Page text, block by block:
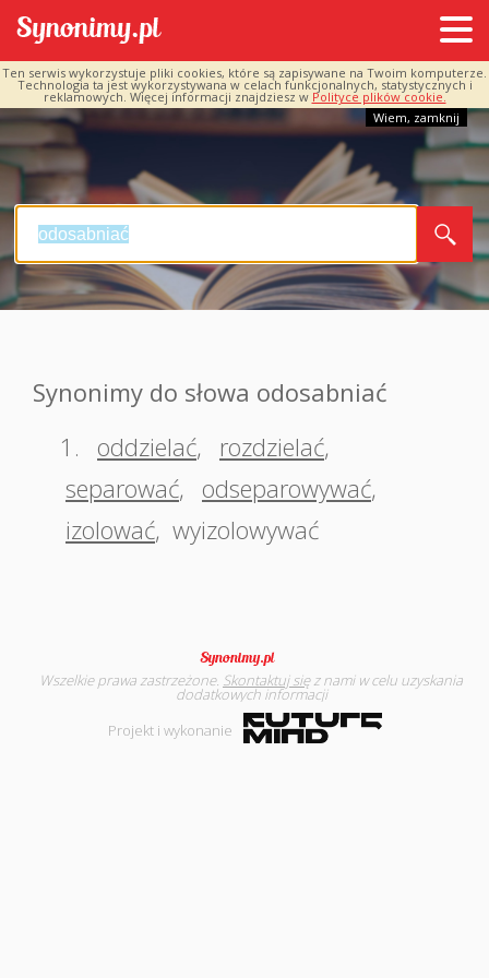
Ten serwis wykorzystuje pliki cookies, które są zapisywane na Twoim komputerze.
Technologia ta jest wykorzystywana w celach funkcjonalnych, statystycznych i
reklamowych. Więcej informacji znajdziesz w Polityce plików cookie.
Wiem, zamknij
Synonimy do słowa odosabniać
1.
oddzielać, rozdzielać,
separować, odseparowywać,
izolować, wyizolowywać
Wszelkie prawa zastrzeżone. Skontaktuj sięz nami w celu uzyskania
dodatkowych informacji
Projekt i wykonanie